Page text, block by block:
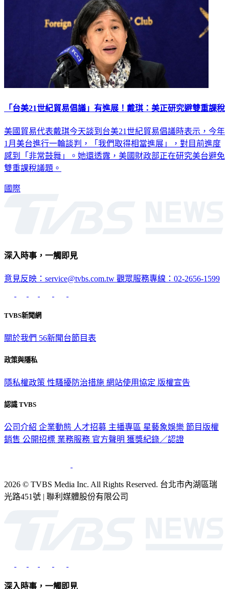
「台美21世紀貿易倡議」有進展！戴琪：美正研究避雙重課稅
美國貿易代表戴琪今天談到台美21世紀貿易倡議時表示，今年
1月美台進行一輪談判，「我們取得相當進展」，對目前進度
感到「非常鼓舞」。她還透露，美國財政部正在研究美台避免
雙重課稅議題。
國際
深入時事，一觸即見
意見反映：service@tvbs.com.tw 觀眾服務專線：02-2656-1599
TVBS新聞網
關於我們 56新聞台節目表
政策與隱私
隱私權政策 性騷擾防治措施 網站使用協定 版權宣告
認識 TVBS
公司介紹 企業動態 人才招募 主播專區 星藝象娛樂 節目版權
銷售 公開招標 業務服務 官方聲明 獲獎紀錄／認證
2026 © TVBS Media Inc. All Rights Reserved. 台北市內湖區瑞
光路451號 | 聯利媒體股份有限公司
深入時事，一觸即見